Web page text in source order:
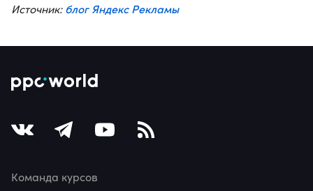
Источник:блог Яндекс Рекламы
Команда курсов